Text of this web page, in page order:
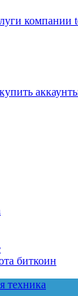
компании
техника